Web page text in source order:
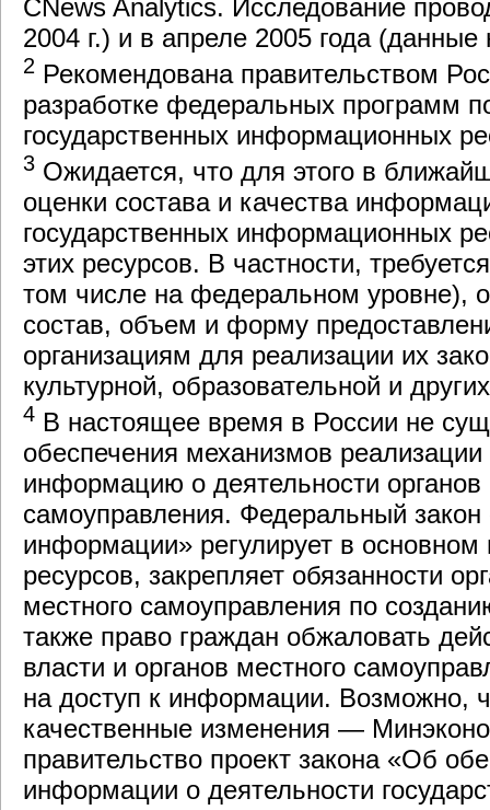
CNews Analytics. Исследование
2004 г.) и в апреле 2005 года (данные
2 Рекомендована правительством
разработке федеральных программ
государственных информационных
3 Ожидается, что для этого в
оценки состава и качества
государственных информационных
этих ресурсов. В частности,
том числе на федеральном уровне),
состав, объем и форму
организациям для реализации их
культурной, образовательной и
4 В настоящее время в России не
обеспечения механизмов
информацию о деятельности органов
самоуправления. Федеральный
информации» регулирует в
ресурсов, закрепляет обязанности
местного самоуправления по
также право граждан обжаловать
власти и органов местного
на доступ к информации. Возможно,
качественные изменения —
правительство проект закона «Об
информации о деятельности